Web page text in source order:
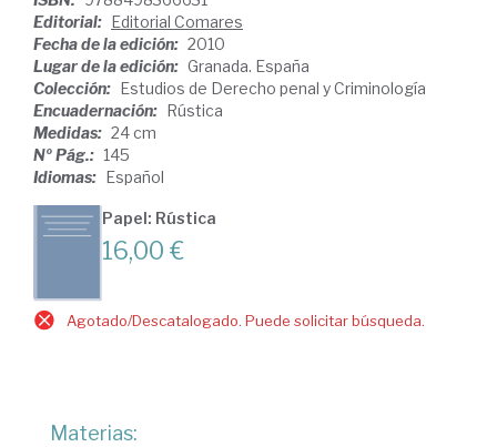
Editorial: Editorial Comares
Fecha de la edición: 2010
Lugar de la edición: Granada. España
Colección: Estudios de Derecho penal y Criminología
Encuadernación: Rústica
Medidas: 24 cm
Nº Pág.: 145
Idiomas: Español
Papel: Rústica
16,00 €
Agotado/Descatalogado. Puede solicitar búsqueda.
Materias: